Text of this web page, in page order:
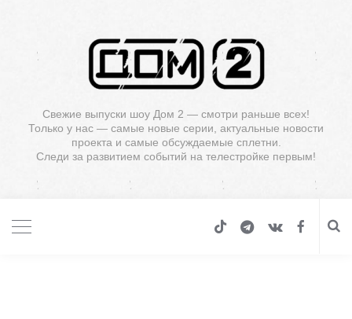
Свежие выпуски шоу Дом 2 — смотри раньше всех!
Только у нас — самые новые серии, актуальные новости
проекта и самые обсуждаемые сплетни.
Следи за развитием событий на телестройке первым!